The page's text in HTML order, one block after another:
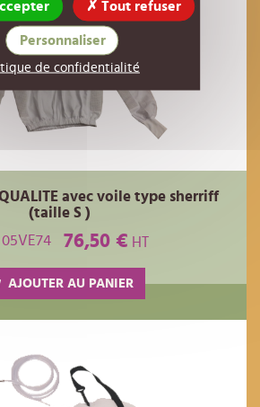
avec voile type sherriff
(taille S )
05VE74
76,50 € HT
AJOUTER AU PANIER
Tout refuser
Personnaliser
de confidentialité